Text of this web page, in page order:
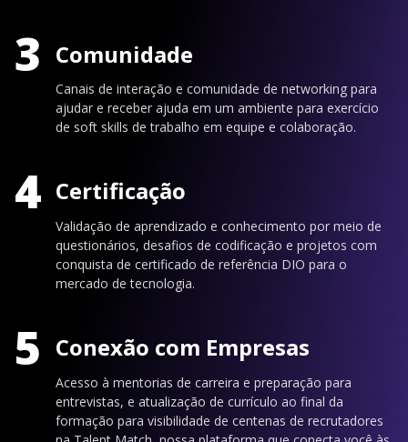
3 Comunidade
Canais de interação e comunidade de networking para
ajudar e receber ajuda em um ambiente para exercício
de soft skills de trabalho em equipe e colaboração.
4 Certificação
Validação de aprendizado e conhecimento por meio de
questionários, desafios de codificação e projetos com
conquista de certificado de referência DIO para o
mercado de tecnologia.
5 Conexão com Empresas
Acesso à mentorias de carreira e preparação para
entrevistas, e atualização de currículo ao final da
formação para visibilidade de centenas de recrutadores